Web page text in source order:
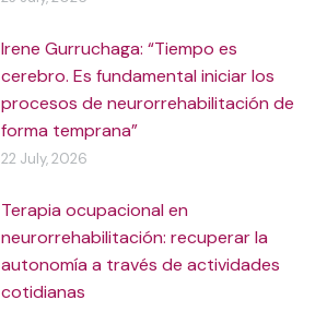
Irene Gurruchaga: “Tiempo es
cerebro. Es fundamental iniciar los
procesos de neurorrehabilitación de
forma temprana”
22 July, 2026
Terapia ocupacional en
neurorrehabilitación: recuperar la
autonomía a través de actividades
cotidianas